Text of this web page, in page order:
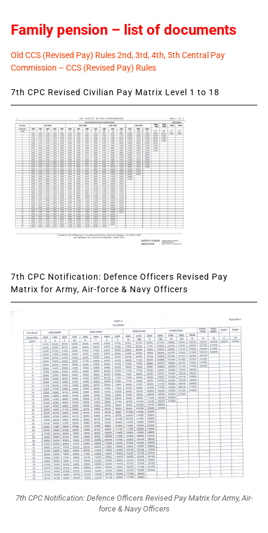
Family pension – list of documents
Old CCS (Revised Pay) Rules 2nd, 3rd, 4th, 5th Central Pay
Commission – CCS (Revised Pay) Rules
7th CPC Revised Civilian Pay Matrix Level 1 to 18
7th CPC Notification: Defence Officers Revised Pay
Matrix for Army, Air-force & Navy Officers
7th CPC Notification: Defence Officers Revised Pay Matrix for Army, Air-
force & Navy Officers